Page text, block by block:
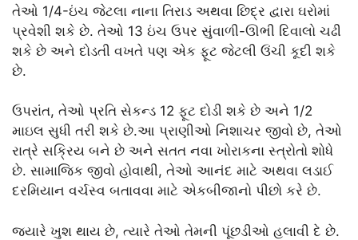
તેઓ 1/4-ઇંચ જેટલા નાના તિરાડ અથવા છિદ્ર દ્વારા ઘરોમાં
પ્રવેશી શકે છે. તેઓ 13 ઇંચ ઉપર સુંવાળી-ઊભી દિવાલો ચઢી
શકે છે અને દોડતી વખતે પણ એક ફૂટ જેટલી ઉંચી કૂદી શકે
છે.
ઉપરાંત, તેઓ પ્રતિ સેકન્ડ 12 ફૂટ દોડી શકે છે અને 1/2
માઇલ સુધી તરી શકે છે.આ પ્રાણીઓ નિશાચર જીવો છે, તેઓ
રાત્રે સક્રિય બને છે અને સતત નવા ખોરાકના સ્ત્રોતો શોધે
છે. સામાજિક જીવો હોવાથી, તેઓ આનંદ માટે અથવા લડાઈ
દરમિયાન વર્ચસ્વ બતાવવા માટે એકબીજાનો પીછો કરે છે.
જ્યારે ખુશ થાય છે, ત્યારે તેઓ તેમની પૂંછડીઓ હલાવી દે છે.